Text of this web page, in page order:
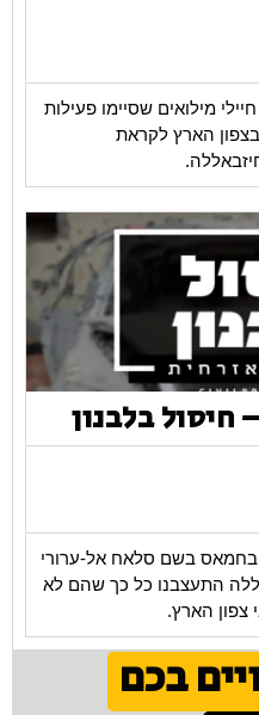
מילואים שסיימו פעילות
הארץ לקראת
בלבנון
בחמאס בשם סלאח אל-ערורי
התעצבנו כל כך שהם לא
צפון הארץ.
בכם